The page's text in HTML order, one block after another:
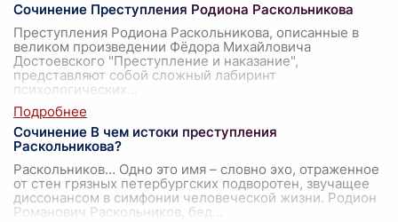
Сочинение Преступления Родиона Раскольникова
Преступления Родиона Раскольникова, описанные в
великом произведении Фёдора Михайловича
Достоевского "Преступление и наказание",
представляют собой сложный лабиринт
психологических
Сочинение В чем истоки преступления
Раскольникова?
Раскольников… Одно это имя – словно эхо, отраженное
от стен грязных петербургских подворотен, звучащее
диссонансом в симфонии человеческой жизни. Родион
Романович Раскольников, бед